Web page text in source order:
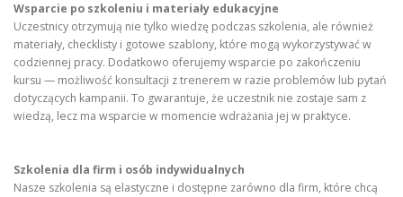
Wsparcie po szkoleniu i materiały edukacyjne
Uczestnicy otrzymują nie tylko wiedzę podczas szkolenia, ale również
materiały, checklisty i gotowe szablony, które mogą wykorzystywać w
codziennej pracy. Dodatkowo oferujemy wsparcie po zakończeniu
kursu — możliwość konsultacji z trenerem w razie problemów lub pytań
dotyczących kampanii. To gwarantuje, że uczestnik nie zostaje sam z
wiedzą, lecz ma wsparcie w momencie wdrażania jej w praktyce.
Szkolenia dla firm i osób indywidualnych
Nasze szkolenia są elastyczne i dostępne zarówno dla firm, które chcą